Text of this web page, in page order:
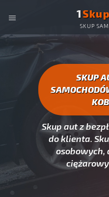
1
SKUP
AUTO SKUP KOBYLIN -
SKUP
Skup aut z
do klienta.
osobowych,